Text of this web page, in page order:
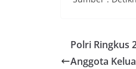
Polri Ringkus
Anggota